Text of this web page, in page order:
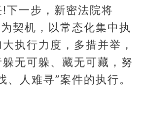
下一步，新密法院将
契机，以常态化集中执
执行力度，多措并举，
无可躲、藏无可藏，努
、人难寻”案件的执行。